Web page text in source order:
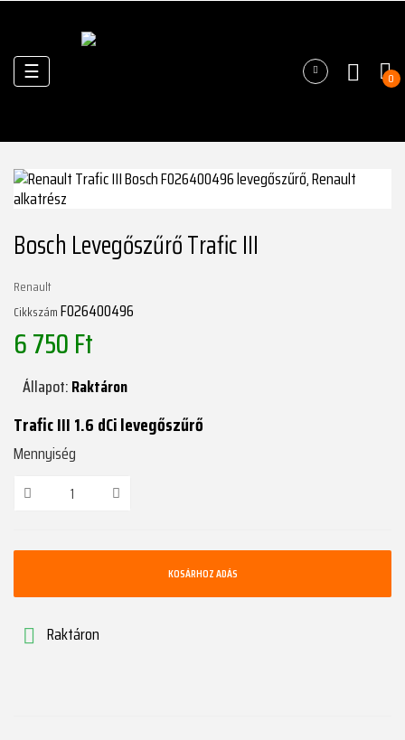
Váltás
a
☰ 0
Bosch Levegőszűrő Trafic III
Renault
CikkszámF026400496
6 750 Ft
Állapot:Raktáron
Trafic III 1.6 dCi levegőszűrő
Mennyiség
KOSÁRHOZ ADÁS
 Raktáron